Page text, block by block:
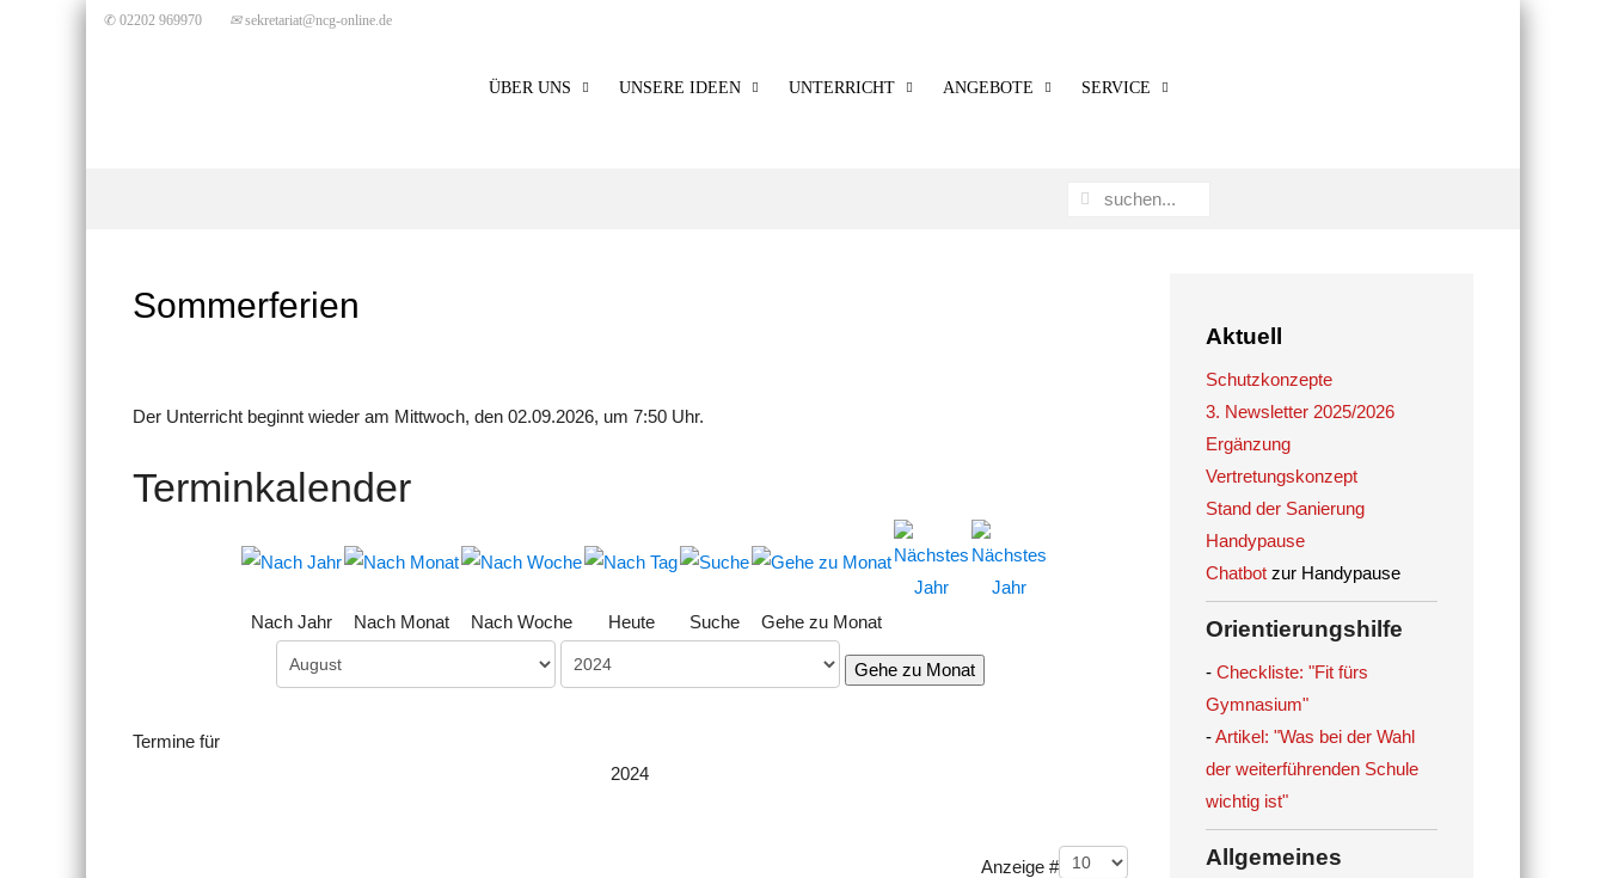
✆ 02202 969970 ✉sekretariat@ncg-online.de
ÜBER UNS UNSERE IDEEN UNTERRICHT ANGEBOTE SERVICE
Sommerferien
Der Unterricht beginnt wieder am Mittwoch, den 02.09.2026, um 7:50 Uhr.
Terminkalender
Nach Jahr Nach Monat Nach Woche Heute Suche Gehe zu Monat
Gehe zu Monat
Termine für
2024
Anzeige #
Aktuell
Schutzkonzepte
3. Newsletter 2025/2026
Ergänzung
Vertretungskonzept
Stand der Sanierung
Handypause
Chatbotzur Handypause
Orientierungshilfe
- Checkliste: "Fit fürs
Gymnasium"
-Artikel: "Was bei der Wahl
der weiterführenden Schule
wichtig ist"
Allgemeines